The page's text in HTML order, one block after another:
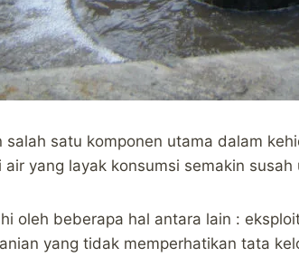
salah satu komponen utama dalam
air yang layak konsumsi semakin
oleh beberapa hal antara lain :
yang tidak memperhatikan tata